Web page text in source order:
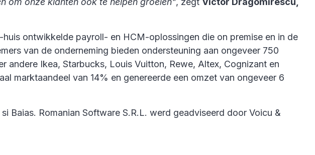
ontwikkelde payroll- en HCM-oplossingen die on premise en in de
van de onderneming bieden ondersteuning aan ongeveer 750
andere Ikea, Starbucks, Louis Vuitton, Rewe, Altex, Cognizant en
marktaandeel van 14% en genereerde een omzet van ongeveer 6
Baias. Romanian Software S.R.L. werd geadviseerd door Voicu &